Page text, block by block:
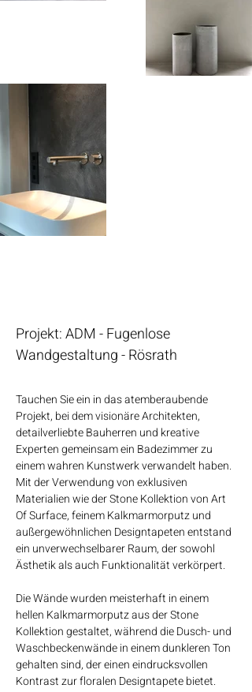
Projekt: ADM - Fugenlose
Wandgestaltung - Rösrath
Tauchen Sie ein in das atemberaubende
Projekt, bei dem visionäre Architekten,
detailverliebte Bauherren und kreative
Experten gemeinsam ein Badezimmer zu
einem wahren Kunstwerk verwandelt haben.
Mit der Verwendung von exklusiven
Materialien wie der Stone Kollektion von Art
Of Surface, feinem Kalkmarmorputz und
außergewöhnlichen Designtapeten entstand
ein unverwechselbarer Raum, der sowohl
Ästhetik als auch Funktionalität verkörpert.
Die Wände wurden meisterhaft in einem
hellen Kalkmarmorputz aus der Stone
Kollektion gestaltet, während die Dusch- und
Waschbeckenwände in einem dunkleren Ton
gehalten sind, der einen eindrucksvollen
Kontrast zur floralen Designtapete bietet.